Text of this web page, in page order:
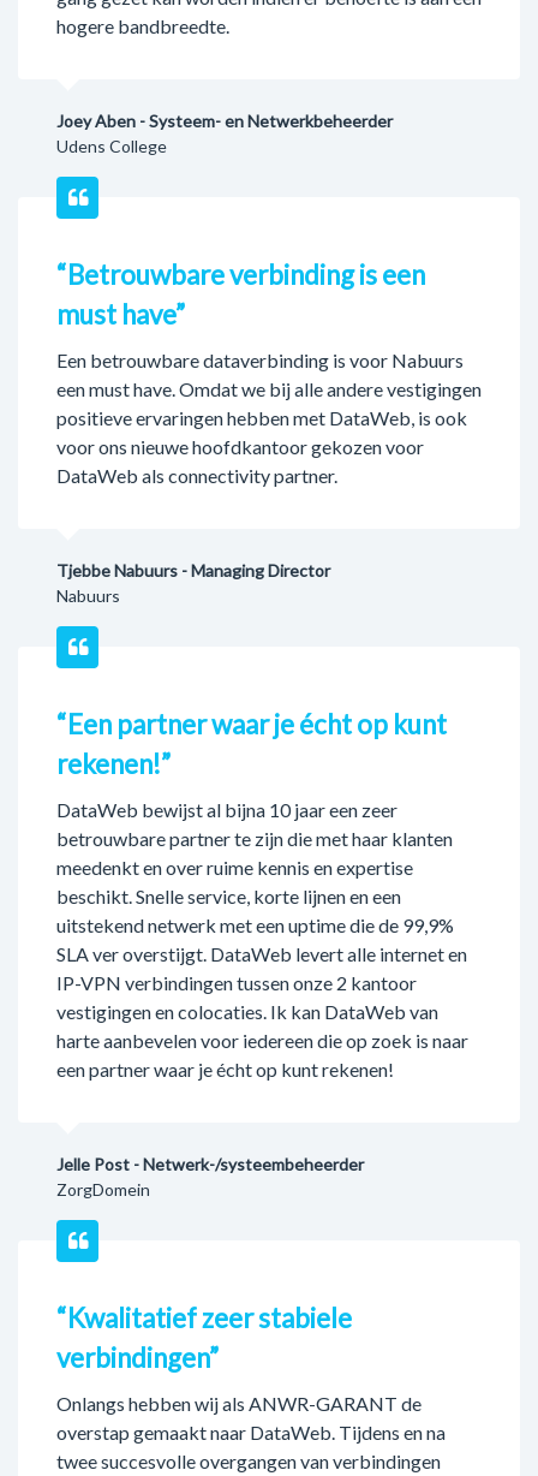
hogere bandbreedte.
Joey Aben - Systeem- en Netwerkbeheerder
Udens College
“Betrouwbare verbinding is een
must have”
Een betrouwbare dataverbinding is voor Nabuurs
een must have. Omdat we bij alle andere vestigingen
positieve ervaringen hebben met DataWeb, is ook
voor ons nieuwe hoofdkantoor gekozen voor
DataWeb als connectivity partner.
Tjebbe Nabuurs - Managing Director
Nabuurs
“Een partner waar je écht op kunt
rekenen!”
DataWeb bewijst al bijna 10 jaar een zeer
betrouwbare partner te zijn die met haar klanten
meedenkt en over ruime kennis en expertise
beschikt. Snelle service, korte lijnen en een
uitstekend netwerk met een uptime die de 99,9%
SLA ver overstijgt. DataWeb levert alle internet en
IP-VPN verbindingen tussen onze 2 kantoor
vestigingen en colocaties. Ik kan DataWeb van
harte aanbevelen voor iedereen die op zoek is naar
een partner waar je écht op kunt rekenen!
Jelle Post - Netwerk-/systeembeheerder
ZorgDomein
“Kwalitatief zeer stabiele
verbindingen”
Onlangs hebben wij als ANWR-GARANT de
overstap gemaakt naar DataWeb. Tijdens en na
twee succesvolle overgangen van verbindingen